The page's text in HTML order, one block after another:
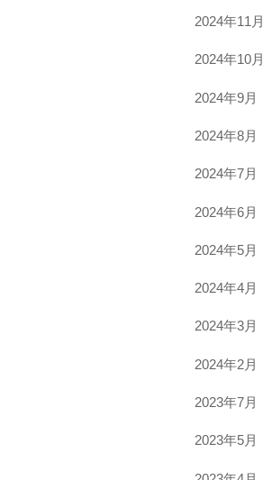
2024年11月
2024年10月
2024年9月
2024年8月
2024年7月
2024年6月
2024年5月
2024年4月
2024年3月
2024年2月
2023年7月
2023年5月